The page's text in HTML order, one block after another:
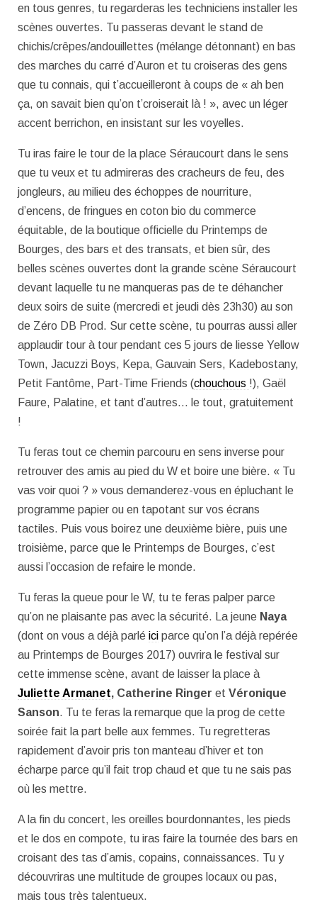
en tous genres, tu regarderas les techniciens installer les
scènes ouvertes. Tu passeras devant le stand de
chichis/crêpes/andouillettes (mélange détonnant) en bas
des marches du carré d’Auron et tu croiseras des gens
que tu connais, qui t’accueilleront à coups de « ah ben
ça, on savait bien qu’on t’croiserait là ! », avec un léger
accent berrichon, en insistant sur les voyelles.
Tu iras faire le tour de la place Séraucourt dans le sens
que tu veux et tu admireras des cracheurs de feu, des
jongleurs, au milieu des échoppes de nourriture,
d’encens, de fringues en coton bio du commerce
équitable, de la boutique officielle du Printemps de
Bourges, des bars et des transats, et bien sûr, des
belles scènes ouvertes dont la grande scène Séraucourt
devant laquelle tu ne manqueras pas de te déhancher
deux soirs de suite (mercredi et jeudi dès 23h30) au son
de Zéro DB Prod. Sur cette scène, tu pourras aussi aller
applaudir tour à tour pendant ces 5 jours de liesse Yellow
Town, Jacuzzi Boys, Kepa, Gauvain Sers, Kadebostany,
Petit Fantôme, Part-Time Friends (chouchous !), Gaël
Faure, Palatine, et tant d’autres… le tout, gratuitement
!
Tu feras tout ce chemin parcouru en sens inverse pour
retrouver des amis au pied du W et boire une bière. « Tu
vas voir quoi ? » vous demanderez-vous en épluchant le
programme papier ou en tapotant sur vos écrans
tactiles. Puis vous boirez une deuxième bière, puis une
troisième, parce que le Printemps de Bourges, c’est
aussi l’occasion de refaire le monde.
Tu feras la queue pour le W, tu te feras palper parce
qu’on ne plaisante pas avec la sécurité. La jeune Naya
(dont on vous a déjà parlé ici parce qu’on l’a déjà repérée
au Printemps de Bourges 2017) ouvrira le festival sur
cette immense scène, avant de laisser la place à
Juliette Armanet, Catherine Ringer et Véronique
Sanson. Tu te feras la remarque que la prog de cette
soirée fait la part belle aux femmes. Tu regretteras
rapidement d’avoir pris ton manteau d’hiver et ton
écharpe parce qu’il fait trop chaud et que tu ne sais pas
où les mettre.
A la fin du concert, les oreilles bourdonnantes, les pieds
et le dos en compote, tu iras faire la tournée des bars en
croisant des tas d’amis, copains, connaissances. Tu y
découvriras une multitude de groupes locaux ou pas,
mais tous très talentueux.